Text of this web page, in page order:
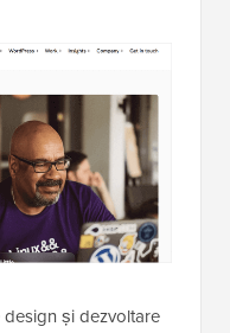
și dezvoltare